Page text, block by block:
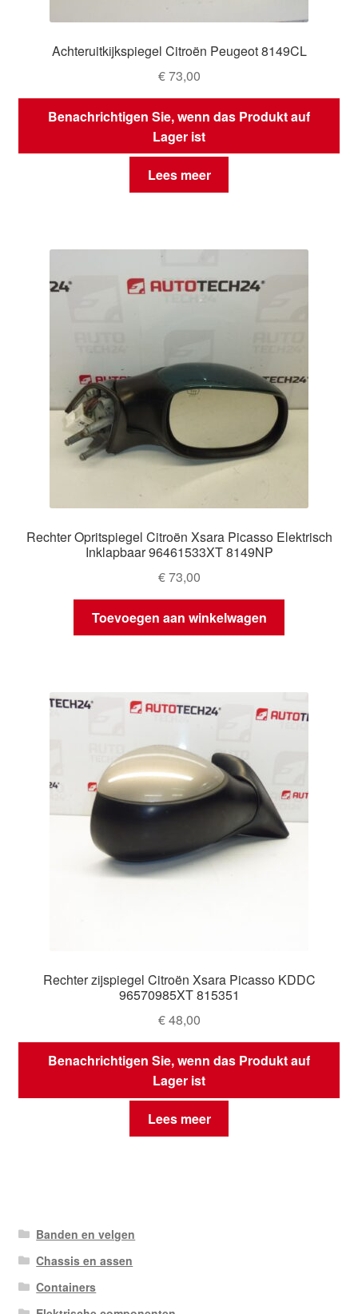
Achteruitkijkspiegel Citroën Peugeot 8149CL
€73,00
Benachrichtigen Sie, wenn das Produkt auf
Lager ist
Lees meer
Rechter Opritspiegel Citroën Xsara Picasso Elektrisch
Inklapbaar 96461533XT 8149NP
€73,00
Toevoegen aan winkelwagen
Rechter zijspiegel Citroën Xsara Picasso KDDC
96570985XT 815351
€48,00
Benachrichtigen Sie, wenn das Produkt auf
Lager ist
Lees meer
Banden en velgen
Chassis en assen
Containers